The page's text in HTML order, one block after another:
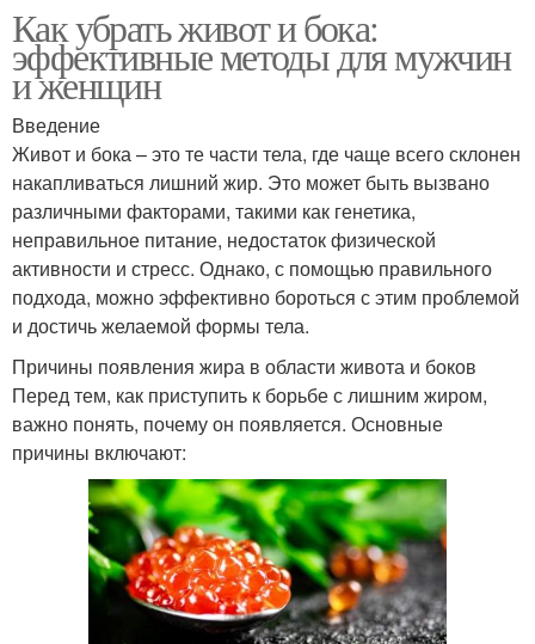
Как убрать живот и бока:
эффективные методы для мужчин
и женщин
Введение
Живот и бока – это те части тела, где чаще всего склонен
накапливаться лишний жир. Это может быть вызвано
различными факторами, такими как генетика,
неправильное питание, недостаток физической
активности и стресс. Однако, с помощью правильного
подхода, можно эффективно бороться с этим проблемой
и достичь желаемой формы тела.
Причины появления жира в области живота и боков
Перед тем, как приступить к борьбе с лишним жиром,
важно понять, почему он появляется. Основные
причины включают: